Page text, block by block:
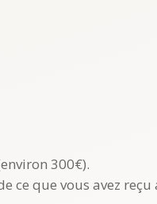
300€).
que vous avez reçu